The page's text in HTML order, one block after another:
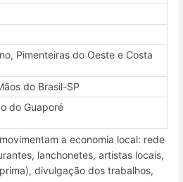
Pimenteiras do Oeste e Costa
do Brasil-SP
do Guaporé
a economia local: rede
lanchonetes, artistas locais,
divulgação dos trabalhos,